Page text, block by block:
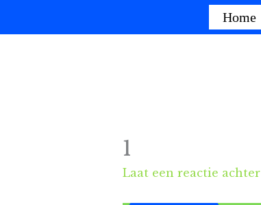
Home
1
Laat een reactie achter